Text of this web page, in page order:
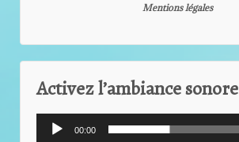
Mentions légales
Activez l’ambiance sonore
audio
00:00